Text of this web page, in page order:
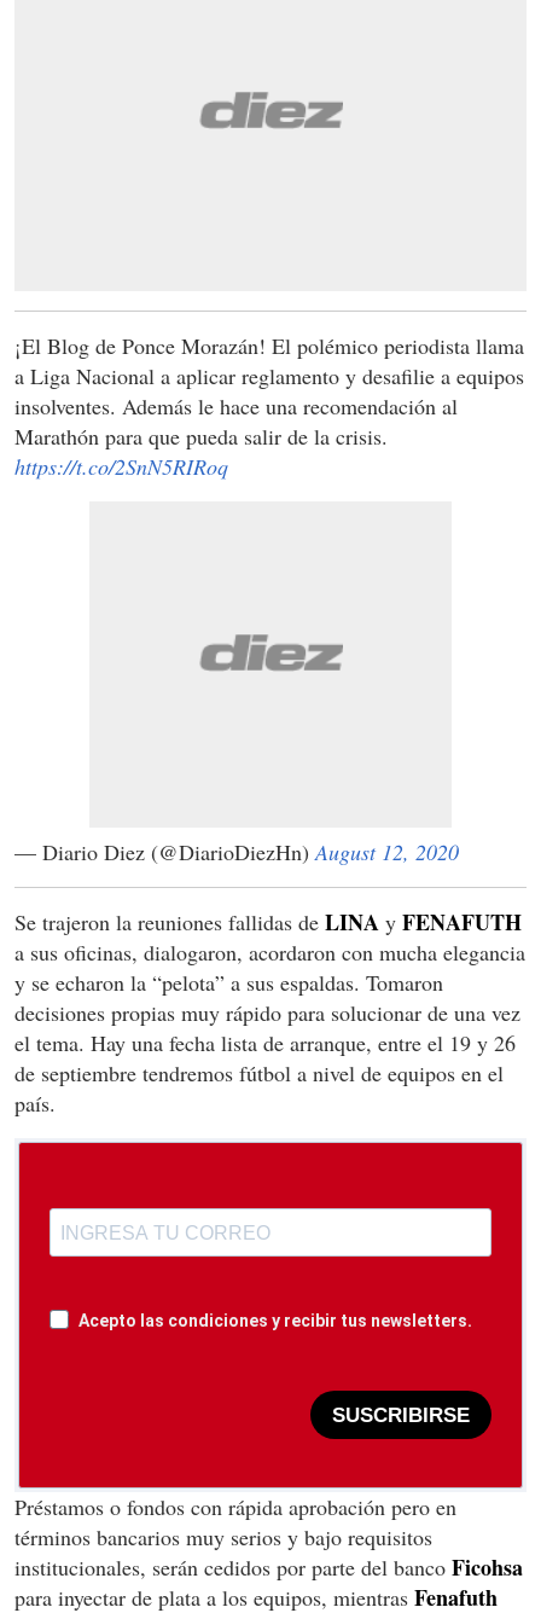
¡El Blog de Ponce Morazán! El polémico periodista llama
a Liga Nacional a aplicar reglamento y desafilie a equipos
insolventes. Además le hace una recomendación al
Marathón para que pueda salir de la crisis.
https://t.co/2SnN5RIRoq
— Diario Diez (@DiarioDiezHn)August 12, 2020
Se trajeron la reuniones fallidas de LINA y FENAFUTH
a sus oficinas, dialogaron, acordaron con mucha elegancia
y se echaron la “pelota” a sus espaldas. Tomaron
decisiones propias muy rápido para solucionar de una vez
el tema. Hay una fecha lista de arranque, entre el 19 y 26
de septiembre tendremos fútbol a nivel de equipos en el
país.
Acepto las condiciones y recibir tus newsletters.
SUSCRIBIRSE
Préstamos o fondos con rápida aprobación pero en
términos bancarios muy serios y bajo requisitos
institucionales, serán cedidos por parte del banco Ficohsa
para inyectar de plata a los equipos, mientras Fenafuth